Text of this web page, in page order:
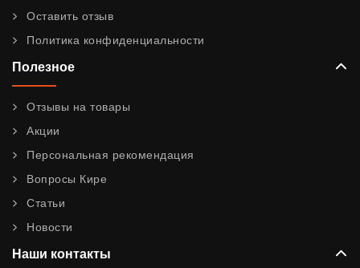
Оставить отзыв
Политика конфиденциальности
Полезное
Отзывы на товары
Акции
Персональная рекомендация
Вопросы Кире
Статьи
Новости
Наши контакты